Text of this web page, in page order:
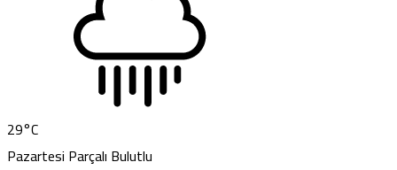
29°C
Pazartesi Parçalı Bulutlu